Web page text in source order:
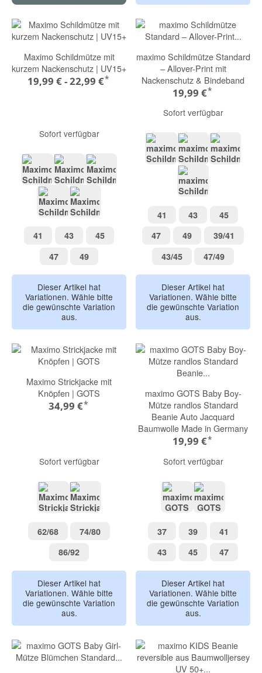
Maximo Schildmütze mit
kurzem Nackenschutz | UV15+
19,99 € -22,99 €*
Sofort verfügbar
altrosa rust-weiß-punkte
41
4343 4545
4747 4949
Dieser Artikel hat
Variationen. Wähle bitte
die gewünschte Variation
aus.
maximo Schildmütze Standard
– Allover-Print mit
Nackenschutz & Bindeband
19,99 €*
Sofort verfügbar
erdnuss-dschungeltiere
41
4343 4545
4747 4949 39/41
43/4543/45 47/4947/49
Dieser Artikel hat
Variationen. Wähle bitte
die gewünschte Variation
aus.
Maximo Strickjacke mit
Knöpfen | GOTS
34,99 €*
Sofort verfügbar
62/6862/68 74/8074/80
86/9286/92
Dieser Artikel hat
Variationen. Wähle bitte
die gewünschte Variation
aus.
maximo GOTS Baby Boy-
Mütze randlos Standard
Beanie Auto Jacquard
Baumwolle Made in Germany
19,99 €*
Sofort verfügbar
3737 3939 41
4343 4545 4747
Dieser Artikel hat
Variationen. Wähle bitte
die gewünschte Variation
aus.